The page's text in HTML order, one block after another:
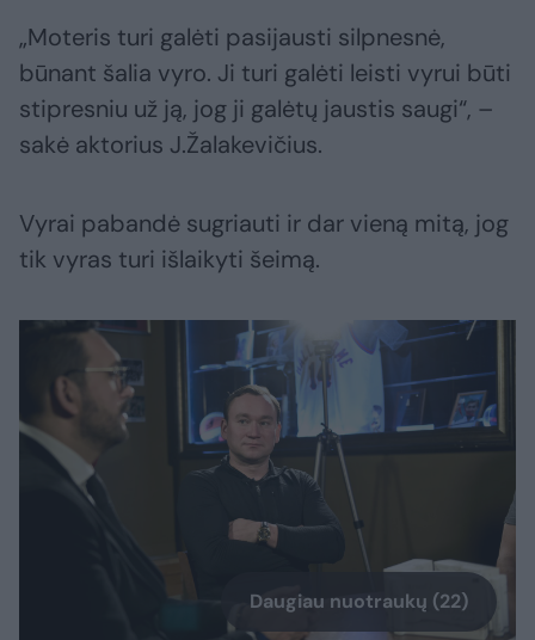
„Moteris turi galėti pasijausti silpnesnė,
būnant šalia vyro. Ji turi galėti leisti vyrui būti
stipresniu už ją, jog ji galėtų jaustis saugi“, –
sakė aktorius J.Žalakevičius.
Vyrai pabandė sugriauti ir dar vieną mitą, jog
tik vyras turi išlaikyti šeimą.
Daugiau nuotraukų (22)